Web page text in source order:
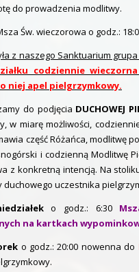
do prowadzenia modlitwy.
Św. wieczorowa o godz.:
z naszego Sanktuarium
codziennie
niej apel pielgrzymkowy.
do podjęcia DUCHOWEJ
w miarę możliwości,
część Różańca, modlitwę
i codzienną Modlitwę
z konkretną intencją. Na
duchowego uczestnika
o godz.: 6:30
na kartkach
o godz.: 20:00 nowenna do